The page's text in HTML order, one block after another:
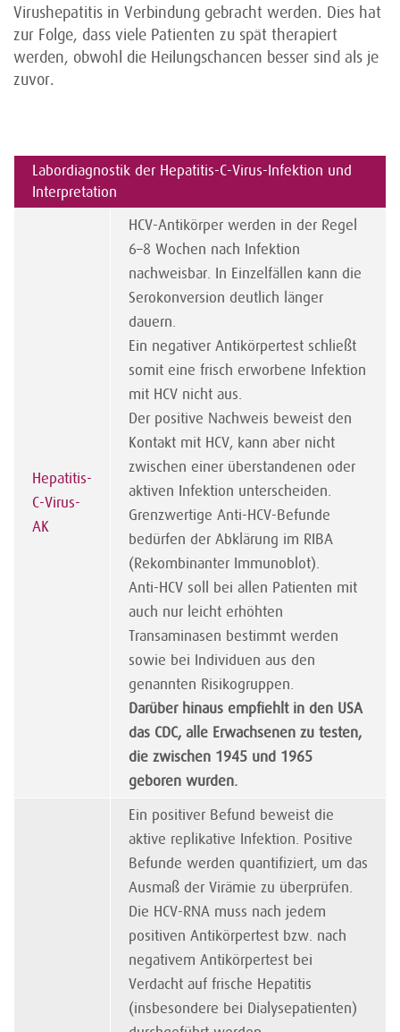
Virushepatitis in Verbindung gebracht werden. Dies hat
zur Folge, dass viele Patienten zu spät therapiert
werden, obwohl die Heilungschancen besser sind als je
zuvor.
Labordiagnostik der Hepatitis-C-Virus-Infektion und
Interpretation
Hepatitis-
C-Virus-
AK
HCV-Antikörper werden in der Regel
6–8 Wochen nach Infektion
nachweisbar. In Einzelfällen kann die
Serokonversion deutlich länger
dauern.
Ein negativer Antikörpertest schließt
somit eine frisch erworbene Infektion
mit HCV nicht aus.
Der positive Nachweis beweist den
Kontakt mit HCV, kann aber nicht
zwischen einer überstandenen oder
aktiven Infektion unterscheiden.
Grenzwertige Anti-HCV-Befunde
bedürfen der Abklärung im RIBA
(Rekombinanter Immunoblot).
Anti-HCV soll bei allen Patienten mit
auch nur leicht erhöhten
Transaminasen bestimmt werden
sowie bei Individuen aus den
genannten Risikogruppen.
Darüber hinaus empfiehlt in den USA
das CDC, alle Erwachsenen zu testen,
die zwischen 1945 und 1965
geboren wurden.
Ein positiver Befund beweist die
aktive replikative Infektion. Positive
Befunde werden quantifiziert, um das
Ausmaß der Virämie zu überprüfen.
Die HCV-RNA muss nach jedem
positiven Antikörpertest bzw. nach
negativem Antikörpertest bei
Verdacht auf frische Hepatitis
(insbesondere bei Dialysepatienten)